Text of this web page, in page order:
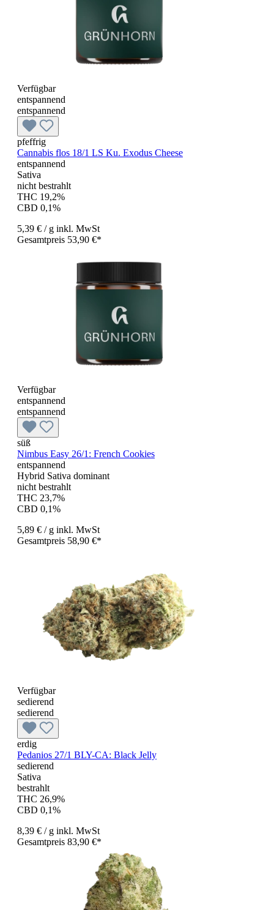
Verfügbar
entspannend
entspannend
pfeffrig
Cannabis flos 18/1 LS Ku. Exodus Cheese
entspannend
Sativa
nicht bestrahlt
THC 19,2%
CBD 0,1%
5,39 € / g inkl. MwSt
Gesamtpreis 53,90 €*
Verfügbar
entspannend
entspannend
süß
Nimbus Easy 26/1: French Cookies
entspannend
Hybrid Sativa dominant
nicht bestrahlt
THC 23,7%
CBD 0,1%
5,89 € / g inkl. MwSt
Gesamtpreis 58,90 €*
Verfügbar
sedierend
sedierend
erdig
Pedanios 27/1 BLY-CA: Black Jelly
sedierend
Sativa
bestrahlt
THC 26,9%
CBD 0,1%
8,39 € / g inkl. MwSt
Gesamtpreis 83,90 €*